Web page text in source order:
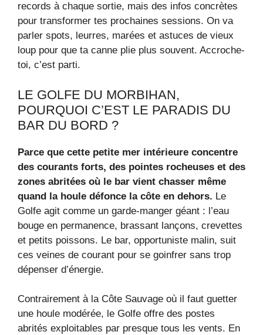
records à chaque sortie, mais des infos concrètes
pour transformer tes prochaines sessions. On va
parler spots, leurres, marées et astuces de vieux
loup pour que ta canne plie plus souvent. Accroche-
toi, c’est parti.
LE GOLFE DU MORBIHAN,
POURQUOI C’EST LE PARADIS DU
BAR DU BORD ?
Parce que cette petite mer intérieure concentre
des courants forts, des pointes rocheuses et des
zones abritées où le bar vient chasser même
quand la houle défonce la côte en dehors. Le
Golfe agit comme un garde‑manger géant : l’eau
bouge en permanence, brassant lançons, crevettes
et petits poissons. Le bar, opportuniste malin, suit
ces veines de courant pour se goinfrer sans trop
dépenser d’énergie.
Contrairement à la Côte Sauvage où il faut guetter
une houle modérée, le Golfe offre des postes
abrités exploitables par presque tous les vents. En